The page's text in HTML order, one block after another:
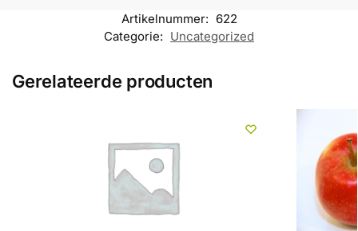
Artikelnummer: 622
Categorie: Uncategorized
Gerelateerde producten